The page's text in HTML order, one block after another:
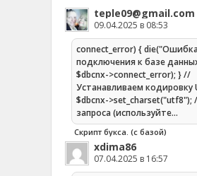
teple09@gmail.com
09.04.2025 в 08:53
connect_error) { die("Ошибка
подключения к базе
$dbcnx->connect_error); } //
Устанавливаем кодировку
$dbcnx->set_charset("utf8");
запроса (используйте…
Скрипт букса. (с базой)
xdima86
07.04.2025 в 16:57